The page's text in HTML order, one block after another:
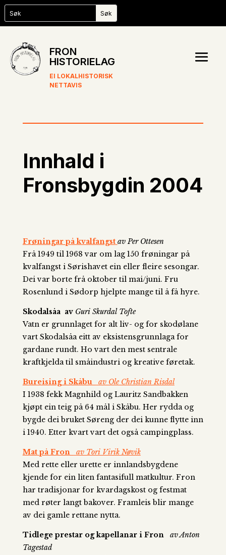
FRON
HISTORIELAG
EI LOKALHISTORISK
NETTAVIS
Innhald i
Fronsbygdin 2004
Frøningar på kvalfangst av Per Ottesen
Frå 1949 til 1968 var om lag 150 frøningar på
kvalfangst i Sørishavet ein eller fleire sesongar.
Dei var borte frå oktober til mai/juni. Fru
Rosenlund i Sødorp hjelpte mange til å få hyre.
Skodalsåa av Guri Skurdal Tofte
Vatn er grunnlaget for alt liv- og for skodølane
vart Skodalsåa eitt av eksistensgrunnlaga for
gardane rundt. Ho vart den mest sentrale
kraftkjelda til småindustri og kreative føretak.
Bureising i Skåbu
av Ole Christian Risdal
I 1938 fekk Magnhild og Lauritz Sandbakken
kjøpt ein teig på 64 mål i Skåbu. Her rydda og
bygde dei bruket Søreng der dei kunne flytte inn
i 1940. Etter kvart vart det også campingplass.
Mat på Fron
av Tori Virik Nøvik
Med rette eller urette er innlandsbygdene
kjende for ein liten fantasifull matkultur. Fron
har tradisjonar for kvardagskost og festmat
med røter langt bakover. Framleis blir mange
av dei gamle rettane nytta.
Tidlege prestar og kapellanar i Fron
av Anton
Tagestad